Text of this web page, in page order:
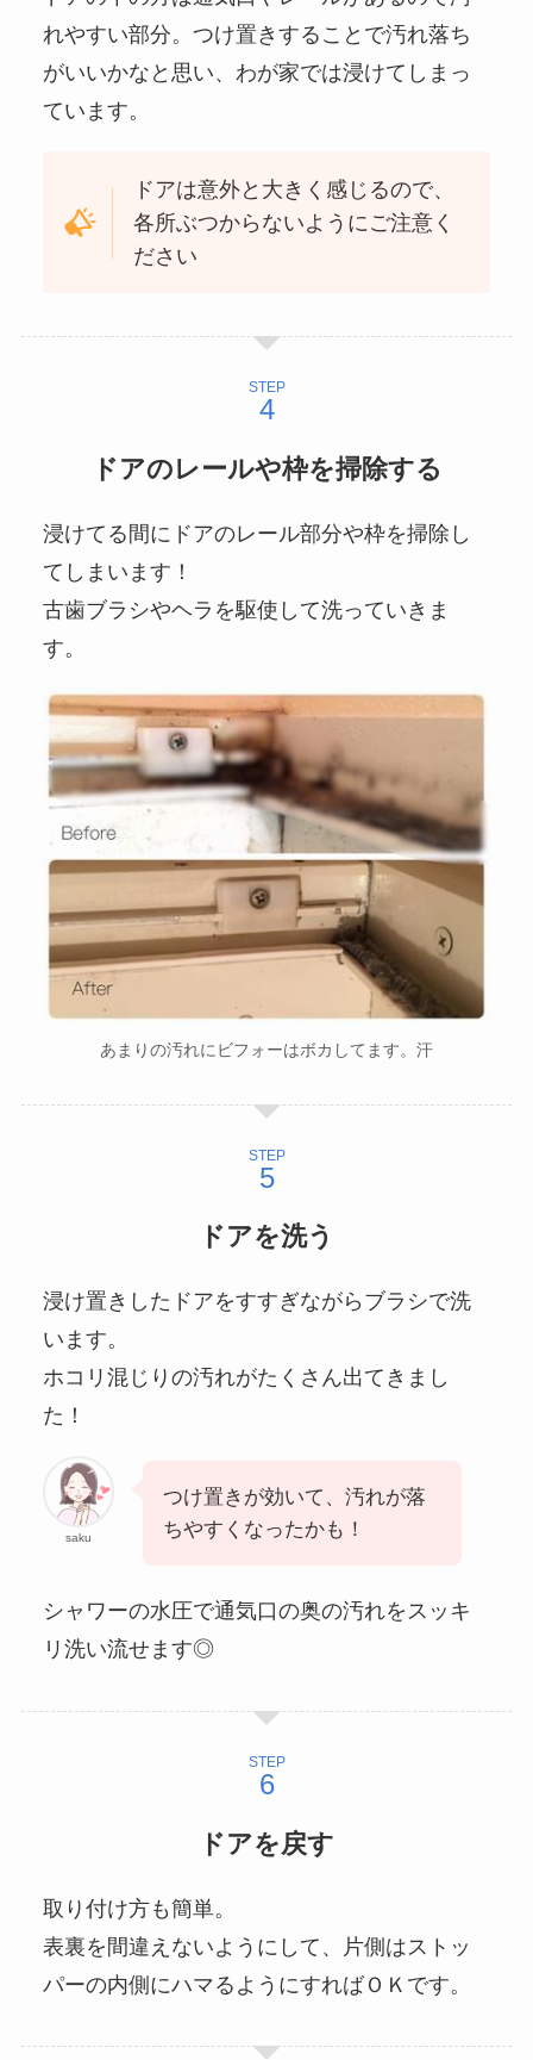
れやすい部分。つけ置きすることで汚れ落ち
がいいかなと思い、わが家では浸けてしまっ
ています。
ドアは意外と大きく感じるので、
各所ぶつからないようにご注意く
ださい
STEP
ドアのレールや枠を掃除する
浸けてる間にドアのレール部分や枠を掃除し
てしまいます！
古歯ブラシやヘラを駆使して洗っていきま
す。
あまりの汚れにビフォーはボカしてます。汗
STEP
ドアを洗う
浸け置きしたドアをすすぎながらブラシで洗
います。
ホコリ混じりの汚れがたくさん出てきまし
た！
saku
つけ置きが効いて、汚れが落
ちやすくなったかも！
シャワーの水圧で通気口の奥の汚れをスッキ
リ洗い流せます◎
STEP
ドアを戻す
取り付け方も簡単。
表裏を間違えないようにして、片側はストッ
パーの内側にハマるようにすればＯＫです。